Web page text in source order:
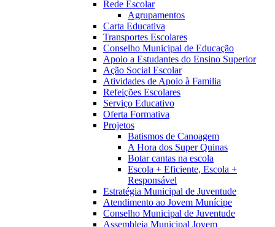
Rede Escolar
Agrupamentos
Carta Educativa
Transportes Escolares
Conselho Municipal de Educação
Apoio a Estudantes do Ensino Superior
Ação Social Escolar
Atividades de Apoio à Familia
Refeições Escolares
Serviço Educativo
Oferta Formativa
Projetos
Batismos de Canoagem
A Hora dos Super Quinas
Botar cantas na escola
Escola + Eficiente, Escola +
Responsável
Estratégia Municipal de Juventude
Atendimento ao Jovem Munícipe
Conselho Municipal de Juventude
Assembleia Municipal Jovem